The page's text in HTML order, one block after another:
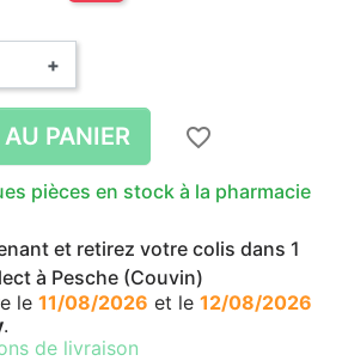
+
PANIER
favorite_border
pièces en stock à la pharmacie
et retirez votre colis dans 1
à Pesche (Couvin)
le 11/08/2026 et le 12/08/2026
.
de livraison